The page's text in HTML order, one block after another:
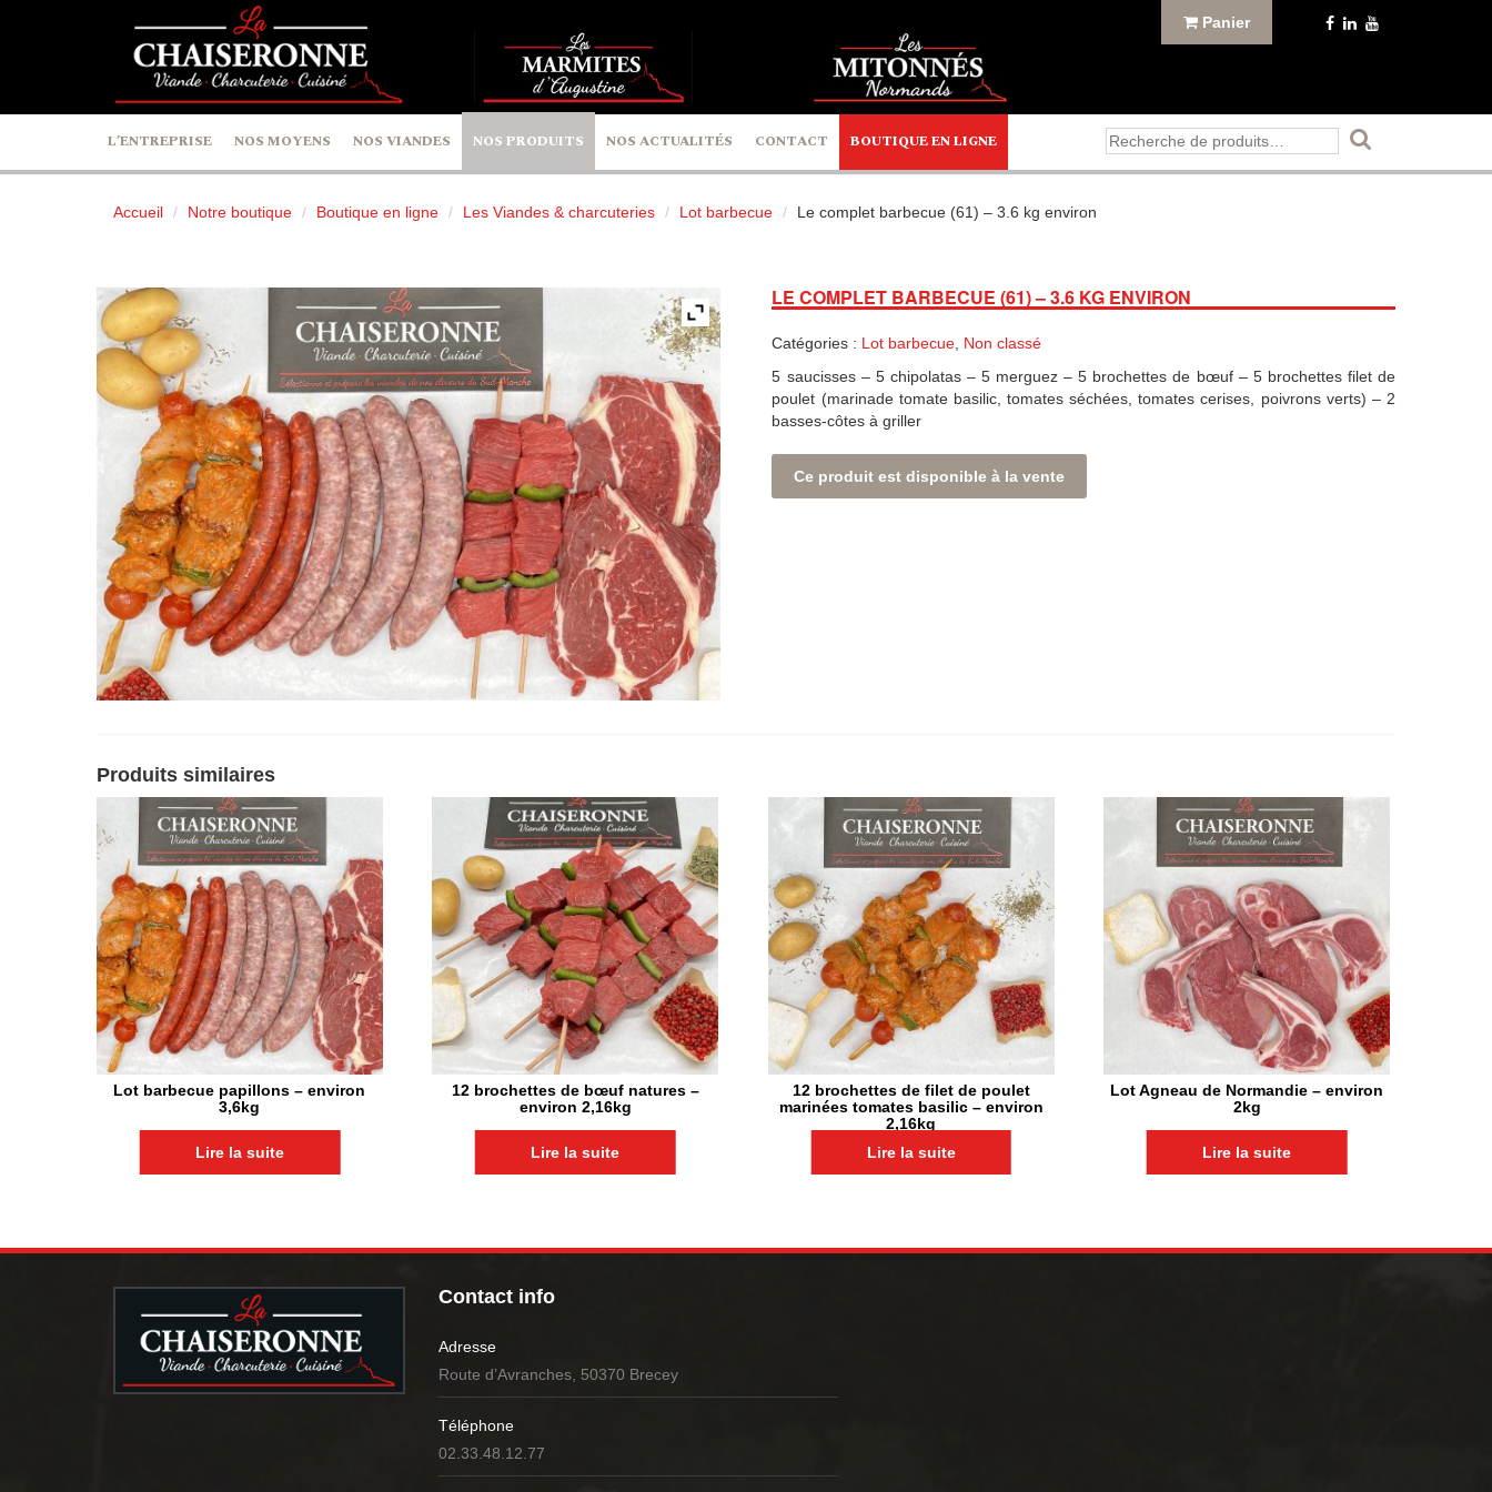
Panier
L’ENTREPRISE NOS MOYENS NOS VIANDES NOS PRODUITS NOS ACTUALITÉS CONTACT BOUTIQUE EN LIGNE
Recherche
pour :
Accueil Notre boutique Boutique en ligne Les Viandes & charcuteries Lot barbecue Le complet barbecue (61) – 3.6 kg environ
LE COMPLET BARBECUE (61) – 3.6 KG ENVIRON
Catégories : Lot barbecue Non classé
5 saucisses – 5 chipolatas – 5 merguez – 5 brochettes de bœuf – 5 brochettes filet de
poulet (marinade tomate basilic, tomates séchées, tomates cerises, poivrons verts) – 2
basses-côtes à griller
Ce produit est disponible à la vente
Produits similaires
Lot barbecue papillons – environ
3,6kg
Lire la suite
12 brochettes de bœuf natures –
environ 2,16kg
Lire la suite
12 brochettes de filet de poulet
marinées tomates basilic – environ
2,16kg
Lire la suite
Lot Agneau de Normandie – environ
2kg
Lire la suite
Contact info
Adresse
Route d’Avranches, 50370 Brecey
Téléphone
02.33.48.12.77